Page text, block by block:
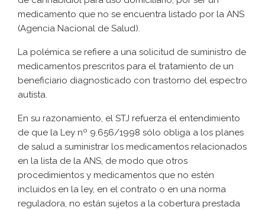
medicamento que no se encuentra listado por la ANS
(Agencia Nacional de Salud).
La polémica se refiere a una solicitud de suministro de
medicamentos prescritos para el tratamiento de un
beneficiario diagnosticado con trastorno del espectro
autista.
En su razonamiento, el STJ refuerza el entendimiento
de que la Ley nº 9.656/1998 sólo obliga a los planes
de salud a suministrar los medicamentos relacionados
en la lista de la ANS, de modo que otros
procedimientos y medicamentos que no estén
incluidos en la ley, en el contrato o en una norma
reguladora, no están sujetos a la cobertura prestada